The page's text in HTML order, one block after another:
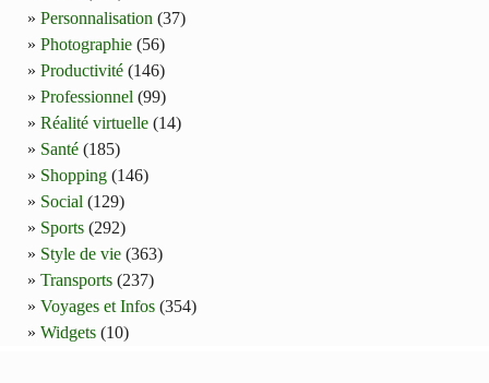
Personnalisation (37)
Photographie (56)
Productivité (146)
Professionnel (99)
Réalité virtuelle (14)
Santé (185)
Shopping (146)
Social (129)
Sports (292)
Style de vie (363)
Transports (237)
Voyages et Infos (354)
Widgets (10)